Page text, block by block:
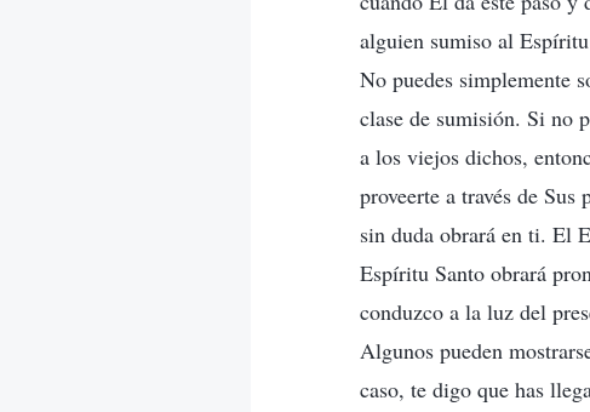
alguien sumiso al
No puedes simplemente
clase de sumisión. Si no
a los viejos dichos,
proveerte a través de
sin duda obrará en ti. El
Espíritu Santo obrará
conduzco a la luz del
Algunos pueden
caso, te digo que has